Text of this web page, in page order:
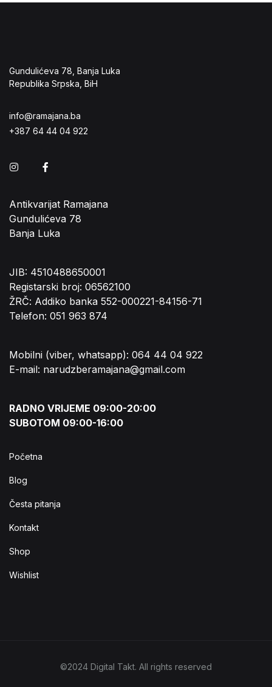
Gundulićeva 78, Banja Luka
Republika Srpska, BiH
info@ramajana.ba
+387 64 44 04 922
Instagram
Antikvarijat Ramajana
Gundulićeva 78
Banja Luka
JIB: 4510488650001
Registarski broj: 06562100
ŽRČ: Addiko banka 552-000221-84156-71
Telefon: 051 963 874
Mobilni (viber, whatsapp): 064 44 04 922
E-mail: narudzberamajana@gmail.com
RADNO VRIJEME 09:00-20:00
SUBOTOM 09:00-16:00
Početna
Blog
Česta pitanja
Kontakt
Shop
Wishlist
©2024 Digital Takt. All rights reserved